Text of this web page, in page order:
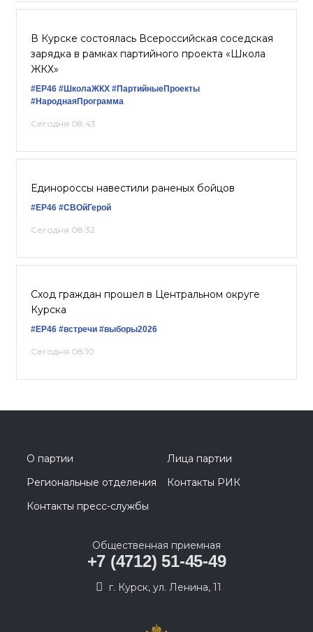
В Курске состоялась Всероссийская соседская
зарядка в рамках партийного проекта «Школа
ЖКХ»
#ЕР46 #ШколаЖКХ #ПартийныеПроекты
#НароднаяПрограмма
Сегодня 08:43
Единороссы навестили раненых бойцов
#ЕР46 #СВОйГерой
Сегодня 08:32
Сход граждан прошел в Центральном округе
Курска
#ЕР46 #встречи #выборы2026
Сегодня 08:10
О партии
Лица партии
Региональные отделения
Контакты РИК
Контакты пресс-службы
Общественная приемная
+7 (4712) 51-45-49
г. Курск, ул. Ленина, 11